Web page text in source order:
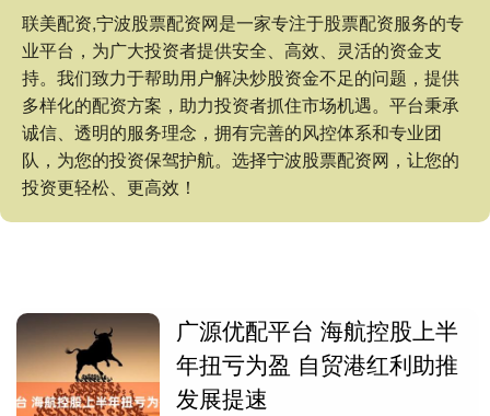
联美配资,宁波股票配资网是一家专注于股票配资服务的专
业平台，为广大投资者提供安全、高效、灵活的资金支
持。我们致力于帮助用户解决炒股资金不足的问题，提供
多样化的配资方案，助力投资者抓住市场机遇。平台秉承
诚信、透明的服务理念，拥有完善的风控体系和专业团
队，为您的投资保驾护航。选择宁波股票配资网，让您的
投资更轻松、更高效！
广源优配平台 海航控股上半
年扭亏为盈 自贸港红利助推
发展提速